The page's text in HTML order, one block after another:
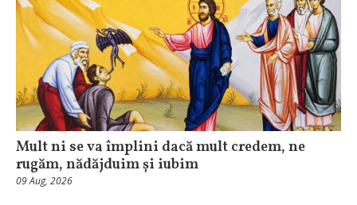
Mult ni se va împlini dacă mult credem, ne
rugăm, nădăjduim și iubim
09 Aug, 2026